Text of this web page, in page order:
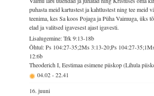
puhasta meid kartustest ja kahtlustest ning tee meid
teenima, kes Sa koos Pojaga ja Püha Vaimuga, üks
elad ja valitsed igavesest ajast igavesti.
Lisalugemine: Trk 9:13-18b
Õhtul: Ps 104:27-35;2Ms 3:13-20;Ps 104:27-
12:6b
Theoderich I, Eestimaa esimene piiskop (Lihula
04.02-22.41
16. juuni